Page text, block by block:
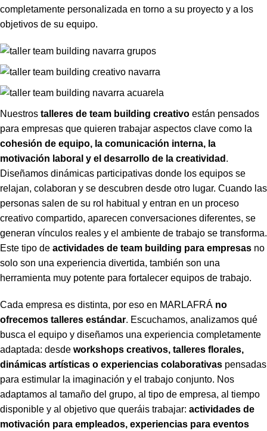
completamente personalizada en torno a su proyecto y a los
objetivos de su equipo.
Nuestros talleres de team building creativo están pensados
para empresas que quieren trabajar aspectos clave como la
cohesión de equipo, la comunicación interna, la
motivación laboral y el desarrollo de la creatividad .
Diseñamos dinámicas participativas donde los equipos se
relajan, colaboran y se descubren desde otro lugar. Cuando las
personas salen de su rol habitual y entran en un proceso
creativo compartido, aparecen conversaciones diferentes, se
generan vínculos reales y el ambiente de trabajo se transforma.
Este tipo de actividades de team building para empresas no
solo son una experiencia divertida, también son una
herramienta muy potente para fortalecer equipos de trabajo.
Cada empresa es distinta, por eso en MARLAFRÁ no
ofrecemos talleres estándar. Escuchamos, analizamos qué
busca el equipo y diseñamos una experiencia completamente
adaptada: desde workshops creativos, talleres florales,
dinámicas artísticas o experiencias colaborativas pensadas
para estimular la imaginación y el trabajo conjunto. Nos
adaptamos al tamaño del grupo, al tipo de empresa, al tiempo
disponible y al objetivo que queráis trabajar: actividades de
motivación para empleados, experiencias para eventos